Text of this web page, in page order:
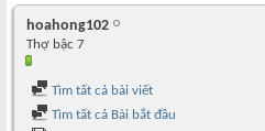
hoahong102
Thợ bậc 7
Tìm tất cả bài viết
Tìm tất cả Bài bắt đầu